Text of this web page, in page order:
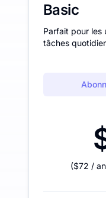
Basic
Parfait pour les
tâches
($72 / an